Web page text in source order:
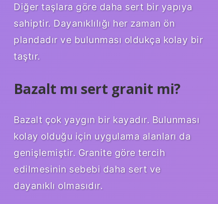
Diğer taşlara göre daha sert bir yapıya
sahiptir. Dayanıklılığı her zaman ön
plandadır ve bulunması oldukça kolay bir
taştır.
Bazalt mı sert granit mi?
Bazalt çok yaygın bir kayadır. Bulunması
kolay olduğu için uygulama alanları da
genişlemiştir. Granite göre tercih
edilmesinin sebebi daha sert ve
dayanıklı olmasıdır.